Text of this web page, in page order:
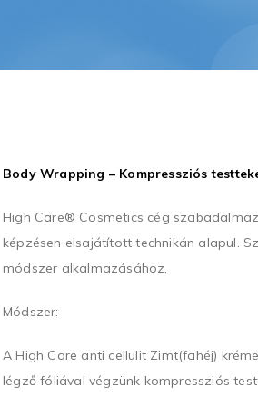
Body Wrapping – Kompressziós
High Care® Cosmetics cég
képzésen elsajátított technikán alapul.
módszer alkalmazásához.
Módszer:
A High Care anti cellulit Zimt(fahéj)
légző fóliával végzünk kompressziós